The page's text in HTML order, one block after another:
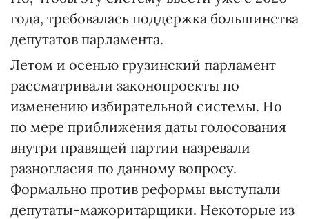
года, требовалась поддержка большинства
депутатов парламента.
Летом и осенью грузинский парламент
рассматривали законопроекты по
изменению избирательной системы. Но
по мере приближения даты голосования
внутри правящей партии назревали
разногласия по данному вопросу.
Формально против реформы выступали
депутаты-мажоритарщики. Некоторые из